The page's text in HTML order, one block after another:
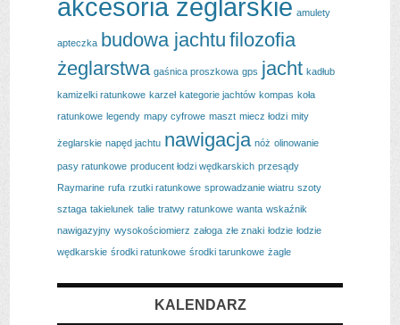
akcesoria żeglarskie amulety
apteczka budowa jachtu filozofia
żeglarstwa gaśnica proszkowa gps jacht kadłub
kamizelki ratunkowe karzeł kategorie jachtów kompas koła
ratunkowe legendy mapy cyfrowe maszt miecz łodzi mity
żeglarskie napęd jachtu nawigacja nóż olinowanie
pasy ratunkowe producent łodzi wędkarskich przesądy
Raymarine rufa rzutki ratunkowe sprowadzanie wiatru szoty
sztaga takielunek talie tratwy ratunkowe wanta wskaźnik
nawigazyjny wysokościomierz załoga złe znaki łodzie łodzie
wędkarskie środki ratunkowe środki tarunkowe żagle
KALENDARZ